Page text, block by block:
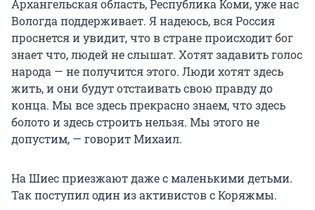
Архангельская область, Республика Коми, уже нас
Вологда поддерживает. Я надеюсь, вся Россия
проснется и увидит, что в стране происходит бог
знает что, людей не слышат. Хотят задавить голос
народа — не получится этого. Люди хотят здесь
жить, и они будут отстаивать свою правду до
конца. Мы все здесь прекрасно знаем, что здесь
болото и здесь строить нельзя. Мы этого не
допустим, — говорит Михаил.
На Шиес приезжают даже с маленькими детьми.
Так поступил один из активистов с Коряжмы.